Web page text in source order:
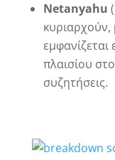
Netanyahu
κυριαρχούν,
εμφανίζεται
πλαισίου
συζητήσεις.